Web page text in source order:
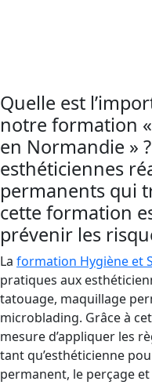
Quelle est
notre formation
en Normandie »
esthéticiennes
permanents qui
cette formation
prévenir les
La formation Hygiène et
pratiques aux
tatouage, maquillage
microblading. Grâce à
mesure d’appliquer les
tant qu’esthéticienne
permanent, le perçage